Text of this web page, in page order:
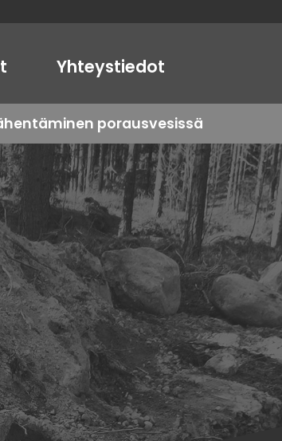
Yhteystiedot
porausvesissä